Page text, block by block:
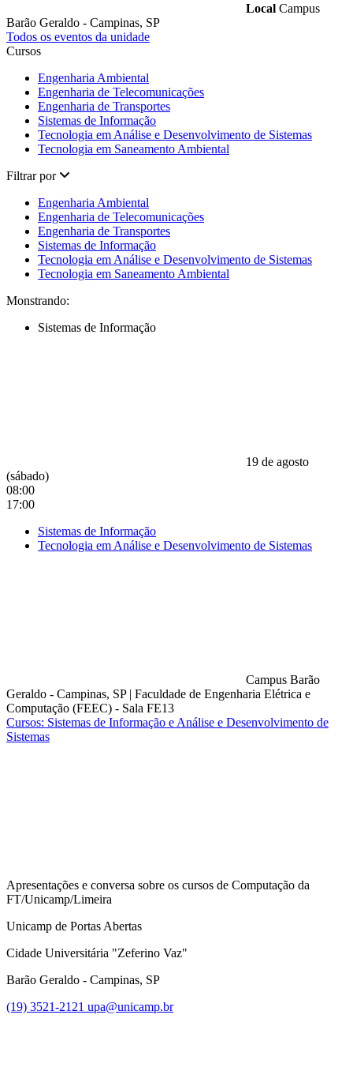
Local Campus
Barão Geraldo - Campinas, SP
Todos os eventos da unidade
Cursos
Engenharia Ambiental
Engenharia de Telecomunicações
Engenharia de Transportes
Sistemas de Informação
Tecnologia em Análise e Desenvolvimento de Sistemas
Tecnologia em Saneamento Ambiental
Filtrar por
Engenharia Ambiental
Engenharia de Telecomunicações
Engenharia de Transportes
Sistemas de Informação
Tecnologia em Análise e Desenvolvimento de Sistemas
Tecnologia em Saneamento Ambiental
Monstrando:
Sistemas de Informação
19 de agosto
(sábado)
08:00
17:00
Sistemas de Informação
Tecnologia em Análise e Desenvolvimento de Sistemas
Campus Barão
Geraldo - Campinas, SP | Faculdade de Engenharia Elétrica e
Computação (FEEC) - Sala FE13
Cursos: Sistemas de Informação e Análise e Desenvolvimento de
Sistemas
Apresentações e conversa sobre os cursos de Computação da
FT/Unicamp/Limeira
Unicamp de Portas Abertas
Cidade Universitária "Zeferino Vaz"
Barão Geraldo - Campinas, SP
(19) 3521-2121 upa@unicamp.br